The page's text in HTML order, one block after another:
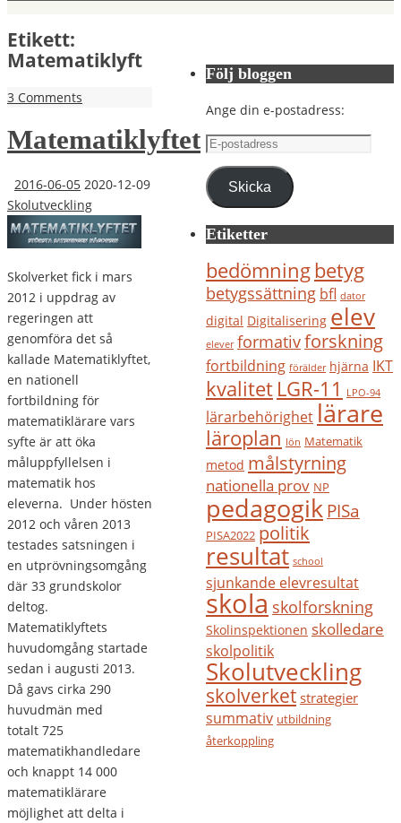
Etikett:
Matematiklyft
3 Comments
Matematiklyftet
2016-06-05 2020-12-09
Skolutveckling
Skolverket fick i mars
2012 i uppdrag av
regeringen att
genomföra det så
kallade Matematiklyftet,
en nationell
fortbildning för
matematiklärare vars
syfte är att öka
måluppfyllelsen i
matematik hos
eleverna. Under hösten
2012 och våren 2013
testades satsningen i
en utprövningsomgång
där 33 grundskolor
deltog.
Matematiklyftets
huvudomgång startade
sedan i augusti 2013.
Då gavs cirka 290
huvudmän med
totalt 725
matematikhandledare
och knappt 14 000
matematiklärare
möjlighet att delta i
Följ bloggen
Ange din e-postadress:
E-
postadress
Skicka
Etiketter
bedömningbetyg
betygssättning bfl dator
digital Digitalisering elev
elever formativforskning
fortbildning förälder hjärna IKT
kvalitet LGR-11 LPO-94
lärarbehörighet lärare
läroplan lön Matematik
metod målstyrning
nationella prov NP
pedagogikPISa
PISA2022 politik
resultat school
sjunkande elevresultat
skola skolforskning
Skolinspektionen skolledare
skolpolitik
Skolutveckling
skolverket strategier
summativ utbildning
återkoppling